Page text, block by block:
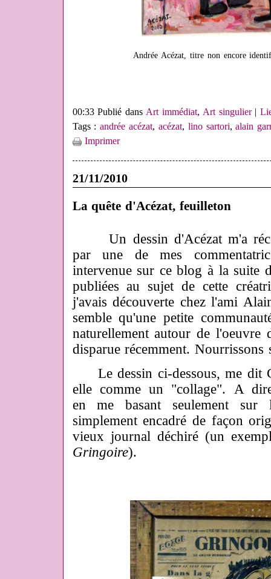
Andrée Acézat, titre non encore
00:33 Publié dansArt immédiat, Art singulier|
Tags :andrée acézat, acézat, lino sartori,alain
Imprimer
21/11/2010
La quête d'Acézat, feuilleton
Un dessin d'Acézat m'a
par une de mes
intervenue sur ce blog à la suite
publiées au sujet de cette
j'avais découverte chez l'ami
semble qu'une petite
naturellement autour de l'oeuvre
disparue récemment. Nourrissons
Le dessin ci-dessous, me dit
elle comme un "collage". A
en me basant seulement
simplement encadré de façon
vieux journal déchiré (un
Gringoire).